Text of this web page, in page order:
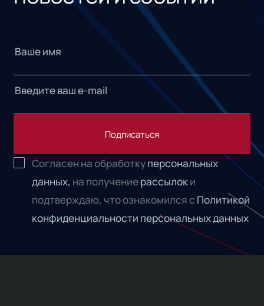
Подписаться
Согласен на обработкуперсональных
данных, на получениерассылоки
подтверждаю, что ознакомился с Политикой
конфиденциальности персональных данных